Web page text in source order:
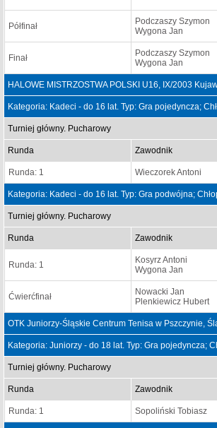
Półfinał
Podczaszy Szymon
Wygona Jan
Finał
Podczaszy Szymon
Wygona Jan
HALOWE MISTRZOSTWA POLSKI U16, IX/2003
Kategoria: Kadeci - do 16 lat. Typ: Gra pojedyncza;
Turniej główny. Pucharowy
Runda Zawodnik
Runda: 1 Wieczorek Antoni
Kategoria: Kadeci - do 16 lat. Typ: Gra podwójna;
Turniej główny. Pucharowy
Runda Zawodnik
Runda: 1
Kosyrz Antoni
Wygona Jan
Ćwierćfinał
Nowacki Jan
Plenkiewicz Hubert
OTK Juniorzy-Śląskie Centrum Tenisa w Pszczynie,
Kategoria: Juniorzy - do 18 lat. Typ: Gra pojedyncza;
Turniej główny. Pucharowy
Runda Zawodnik
Runda: 1 Sopoliński Tobiasz